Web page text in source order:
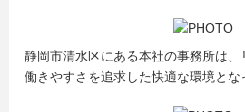
静岡市清水区にある本社の事務所は、
働きやすさを追求した快適な環境とな